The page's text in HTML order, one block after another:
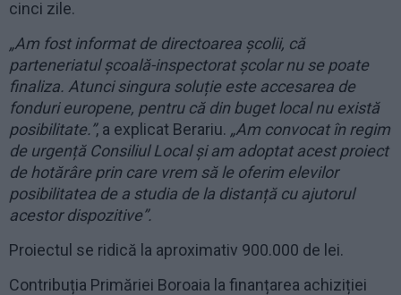
cinci zile.
„Am fost informat de directoarea școlii, că
parteneriatul școală-inspectorat școlar nu se poate
finaliza. Atunci singura soluție este accesarea de
fonduri europene, pentru că din buget local nu există
posibilitate.”, a explicat Berariu. „Am convocat în regim
de urgență Consiliul Local și am adoptat acest proiect
de hotărâre prin care vrem să le oferim elevilor
posibilitatea de a studia de la distanță cu ajutorul
acestor dispozitive”.
Proiectul se ridică la aproximativ 900.000 de lei.
Contribuția Primăriei Boroaia la finanțarea achiziției